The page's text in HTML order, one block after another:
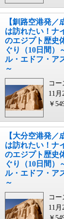
【釧路空港発／
は訪れたい！ナ
のエジプト歴史
ぐり（10日間）
ル・エドフ・ア
～
コー
11月
￥
【大分空港発／
は訪れたい！ナ
のエジプト歴史
ぐり（10日間）
ル・エドフ・ア
～
コー
11月